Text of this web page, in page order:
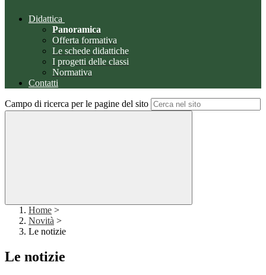
Didattica
Panoramica
Offerta formativa
Le schede didattiche
I progetti delle classi
Normativa
Contatti
Campo di ricerca per le pagine del sito
Home >
Novità >
Le notizie
Le notizie